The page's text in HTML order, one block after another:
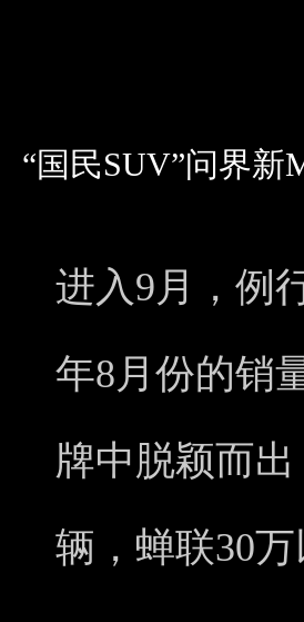
“国民SUV”问界新
进入9月，例
年8月份的销
牌中脱颖而
辆，蝉联30